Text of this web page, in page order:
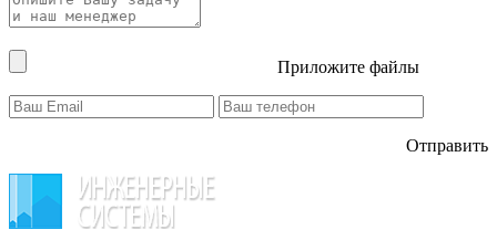
Приложите файлы
Отправить